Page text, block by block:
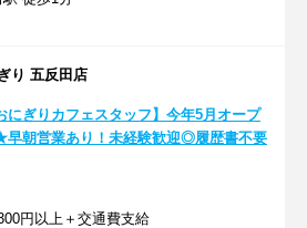
り 五反田店
にぎりカフェスタッフ】今年5月オープ
早朝営業あり！未経験歓迎◎履歴書不要
円以上＋交通費支給